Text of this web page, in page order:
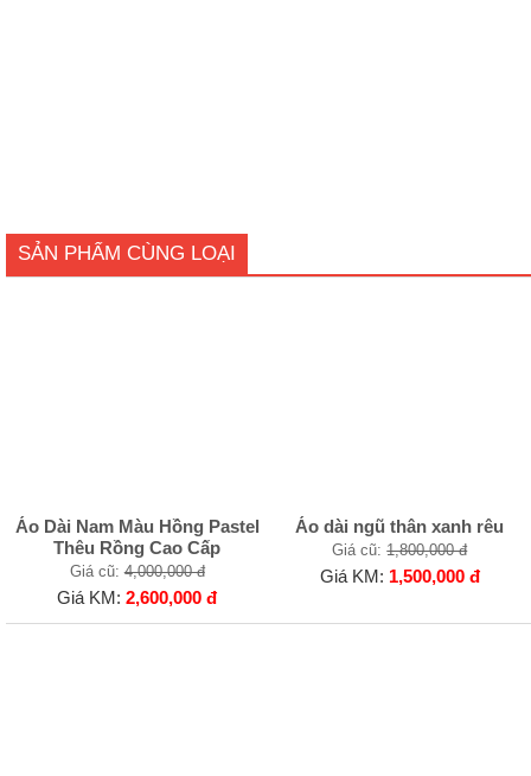
SẢN PHẨM CÙNG LOẠI
Áo Dài Nam Màu Hồng Pastel
Thêu Rồng Cao Cấp
Giá cũ:4,000,000 đ
Giá KM:2,600,000 đ
Áo dài ngũ thân xanh rêu
Giá cũ:1,800,000 đ
Giá KM: 1,500,000 đ